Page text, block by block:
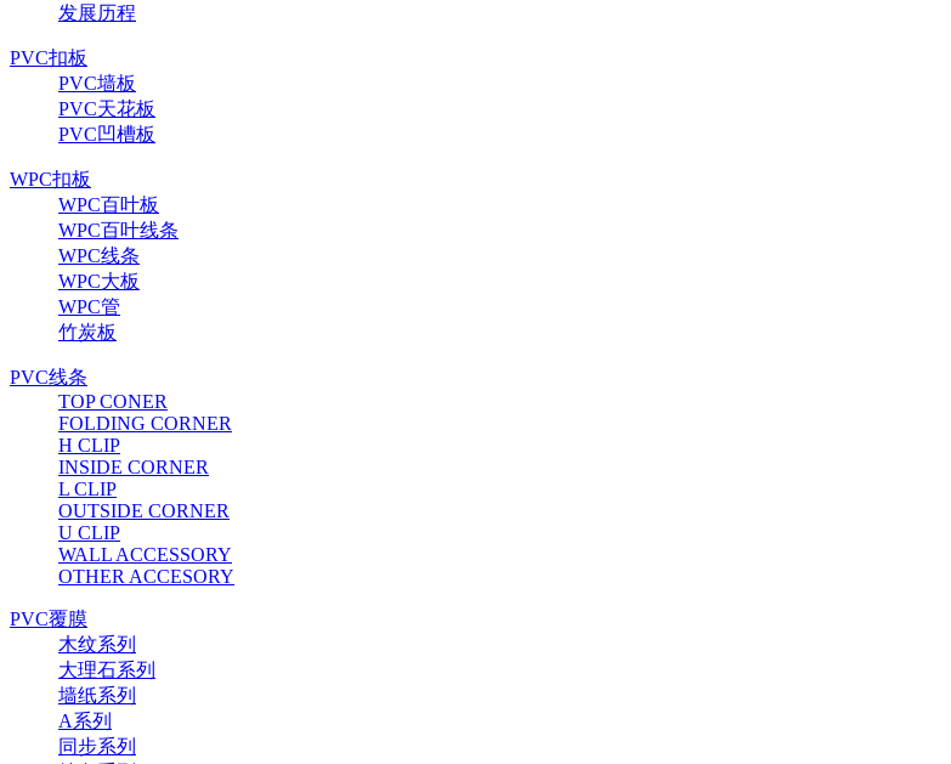
发展历程
PVC扣板
PVC墙板
PVC天花板
PVC凹槽板
WPC扣板
WPC百叶板
WPC百叶线条
WPC线条
WPC大板
WPC管
竹炭板
PVC线条
TOP CONER
FOLDING CORNER
H CLIP
INSIDE CORNER
L CLIP
OUTSIDE CORNER
U CLIP
WALL ACCESSORY
OTHER ACCESORY
PVC覆膜
木纹系列
大理石系列
墙纸系列
A系列
同步系列